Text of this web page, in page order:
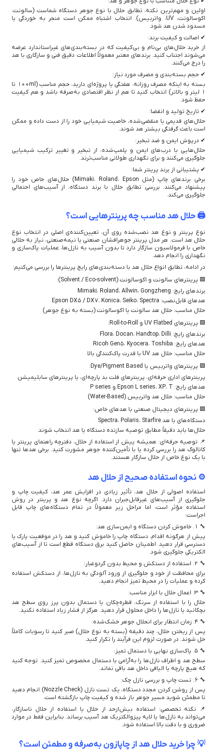
اولین و مهم‌ترین نکته، تطابق حلال با نوع جوهر دستگاه شماست (سالونت،
اکوسالونت، UV، واتربیس). انتخاب اشتباه ممکن است منجر به خوردگی یا
مسدود شدن هد شود.
✔ اصالت و کیفیت برند:
از خرید حلال‌های بی‌نام و بی‌کیفیت که در بسته‌بندی‌های غیراستاندارد عرضه
می‌شوند اجتناب کنید. برندهای معتبر معمولاً اطلاعات دقیق فنی و سازگاری با هد
را درج می‌کنند.
✔ حجم بسته‌بندی و مصرف مورد نیاز:
بسته به اینکه مصرف روزانه، هفتگی یا پروژه‌ای دارید، حجم مناسب (100ml تا
1 لیتر و بالاتر) انتخاب کنید تا هم از نظر اقتصادی به‌صرفه باشد و هم کیفیت
حفظ شود.
✔ تاریخ تولید و انقضا:
حلال‌های قدیمی یا منقضی‌شده، خاصیت شیمیایی خود را از دست داده و ممکن
است باعث گرفتگی بیشتر هد شوند.
✔ درپوش ایمن و ضد تبخیر:
حلال‌هایی با درب‌های ایمن و پلمپ‌شده، از تبخیر و تغییر ترکیب شیمیایی
جلوگیری می‌کنند و برای نگهداری طولانی مناسب‌ترند.
✔ پشتیبانی از برند پرینتر شما:
برخی برندهای چاپ (مثل Mimaki، Roland، Epson) حلال‌های خاص خود را
پیشنهاد می‌کنند. بررسی تطابق حلال با برند دستگاه، از آسیب‌های احتمالی
جلوگیری می‌کند.
🖨️ حلال هد مناسب چه پرینترهایی است؟
نوع پرینتر و نوع هد نصب‌شده روی آن، تعیین‌کننده‌ی اصلی در انتخاب نوع
حلال هد است. هر مدل پرینتر جوهرافشان صنعتی یا نیمه‌صنعتی، نیاز به حلالی
خاص با فرمولاسیون سازگار دارد تا بدون آسیب به نازل‌ها، عملیات پاک‌سازی و
نگهداری را انجام دهد.
در ادامه، تطابق انواع حلال هد با دسته‌بندی‌های رایج پرینترها را بررسی می‌کنیم:
🟩 پرینترهای سالونت و اکوسالونت (Solvent / Eco-solvent):
برندهای رایج: Mimaki، Roland، Allwin، Gongzheng
هدهای قابل‌نصب: Epson DX5 / DX7، Konica، Seiko، Spectra
حلال مناسب: حلال هد سالونت یا اکوسالونت (بسته به نوع جوهر)
🟩 پرینترهای UV Flatbed و Roll-to-Roll:
برندهای رایج: Flora، Docan، Handtop، Dilli
هدهای رایج: Ricoh Gen5، Kyocera، Toshiba
حلال مناسب: حلال هد UV با قدرت پاک‌کنندگی بالا
🟩 پرینترهای واتربیس یا Dye/Pigment Based:
پرینترهای اداری حرفه‌ای، پرینترهای فلت بد پارچه‌ای، یا پرینترهای سابلیمیشن
هدهای رایج: Epson L series، XP، T و P series
حلال مناسب: حلال هد واتربیس (Water-Based)
🟩 پرینترهای دیجیتال صنعتی با هدهای خاص:
دستگاه‌های با هد Spectra، Polaris، Starfire
حلال‌ها باید دقیقاً مطابق توصیه سازنده دستگاه یا هد انتخاب شوند
📌 توصیه حرفه‌ای: همیشه پیش از استفاده از حلال، دفترچه راهنمای پرینتر یا
کاتالوگ هد را بررسی کرده یا با تأمین‌کننده جوهر مشورت کنید. برخی هدها تنها
با یک نوع خاص از حلال سازگار هستند.
⚙️ نحوه استفاده صحیح از حلال هد
استفاده اصولی از حلال هد، تأثیر زیادی در افزایش عمر هد، کیفیت چاپ و
جلوگیری از آسیب‌های غیرقابل‌جبران دارد. اگرچه نوع هد و پرینتر در روش
استفاده مؤثر است، اما مراحل زیر معمولاً در تمام دستگاه‌های چاپ قابل
اجراست:
🔧 ۱. خاموش کردن دستگاه و ایمن‌سازی هد:
پیش از هرگونه اقدام، دستگاه چاپ را خاموش کنید و هد را در موقعیت پارک یا
دسترسی قرار دهید. اطمینان حاصل کنید برق دستگاه قطع است تا از آسیب‌های
الکتریکی جلوگیری شود.
🔧 ۲. استفاده از دستکش و محیط بدون گردوغبار:
برای محافظت از خود و جلوگیری از ورود آلودگی به نازل‌ها، از دستکش استفاده
کرده و عملیات را در محیط تمیز انجام دهید.
🔧 ۳. اعمال حلال با ابزار مناسب:
حلال را با استفاده از سرنگ، قطره‌چکان یا دستمال بدون پرز روی سطح هد
بچکانید یا نازل‌ها را داخل محلول قرار دهید. هرگز از فشار زیاد استفاده نکنید.
🔧 ۴. زمان انتظار برای انحلال جوهر خشک‌شده:
پس از ریختن حلال، چند دقیقه (بسته به نوع حلال) صبر کنید تا رسوبات کاملاً
حل شوند. در صورت لزوم این فرآیند را تکرار کنید.
🔧 ۵. پاک‌سازی نهایی با دستمال تمیز:
سطح هد و اطراف نازل‌ها را به‌آرامی با دستمال مخصوص تمیز کنید. توجه کنید
که هیچ پارچه یا الیافی داخل هد باقی نماند.
🔧 ۶. تست چاپ و بررسی نازل چک:
پس از روشن کردن مجدد دستگاه، یک تست نازل (Nozzle Check) انجام دهید
تا مطمئن شوید مسیر جوهر باز شده و کیفیت چاپ بازگشته است.
📌 نکته تخصصی: استفاده بیش‌ازحد از حلال یا استفاده از حلال ناسازگار،
می‌تواند به نازل‌ها یا لایه پیزوالکتریک هد آسیب برساند. بنابراین فقط در موارد
ضروری و با دقت بالا استفاده شود.
💡 چرا خرید حلال هد از چاپازون به‌صرفه و مطمئن است؟